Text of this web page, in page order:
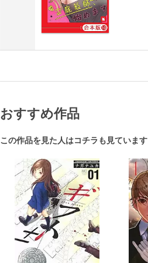
おすすめ作品
この作品を見た人はコチラも見ています